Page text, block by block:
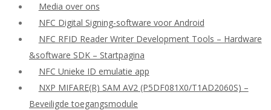
Media over ons
NFC Digital Signing-software voor Android
NFC RFID Reader Writer Development Tools – Hardware
&software SDK – Startpagina
NFC Unieke ID emulatie app
NXP MIFARE(R) SAM AV2 (P5DF081X0/T1AD2060S) –
Beveiligde toegangsmodule